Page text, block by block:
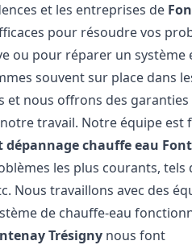
et les entreprises de
pour résoudre vos
ou pour réparer un
souvent sur place dans
nous offrons des
travail. Notre équipe
chauffe eau
les plus courants, tels
Nous travaillons avec des
de chauffe-eau
Trésigny nous font